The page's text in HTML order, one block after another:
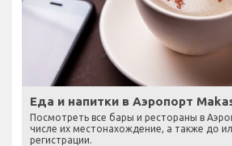
Еда и напитки в Аэропорт
Посмотреть все бары и рестораны в
числе их местонахождение, а также до
регистрации.